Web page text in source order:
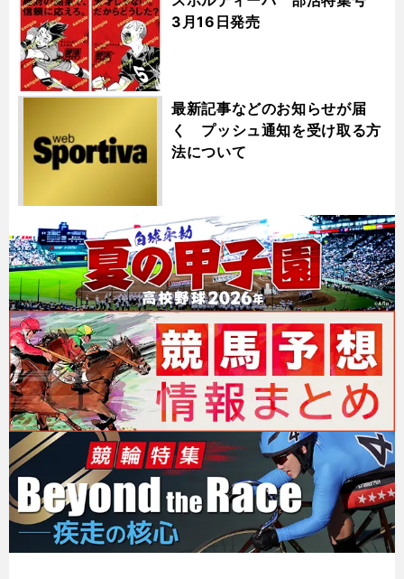
3月16日発売
最新記事などのお知らせが届
く プッシュ通知を受け取る方
法について